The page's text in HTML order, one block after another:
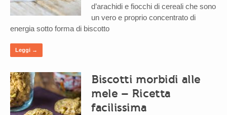
d’arachidi e fiocchi di cereali che sono
un vero e proprio concentrato di
energia sotto forma di biscotto
Leggi →
Biscotti morbidi alle
mele – Ricetta
facilissima